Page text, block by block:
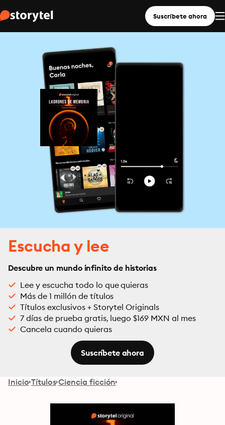
Suscríbete ahora
Escucha y lee
Descubre un mundo infinito de historias
Lee y escucha todo lo que quieras
Más de 1 millón de títulos
Títulos exclusivos + Storytel Originals
7 días de prueba gratis, luego $169 MXN al mes
Cancela cuando quieras
Suscríbete ahora
Inicio Títulos Ciencia ficción